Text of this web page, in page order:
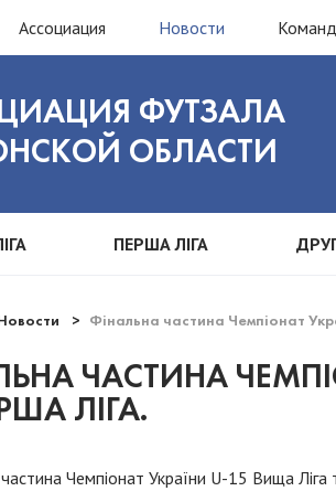
Ассоциация Новости
ФУТЗАЛА
ОБЛАСТИ
ПЕРША ЛІГА
Новости Фінальна частина Чемпіонат
ЧАСТИНА
ЛІГА.